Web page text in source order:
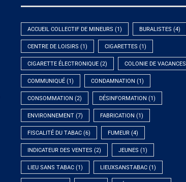
ACCUEIL COLLECTIF DE MINEURS (1) BURALISTES (4)
CENTRE DE LOISIRS (1) CIGARETTES (1)
CIGARETTE ÉLECTRONIQUE(2) COLONIE DE VACANCES
COMMUNIQUÉ(1) CONDAMNATION (1)
CONSOMMATION (2) DÉSINFORMATION (1)
ENVIRONNEMENT(7) FABRICATION (1)
FISCALITÉ DU TABAC(6) FUMEUR(4)
INDICATEUR DES VENTES (2) JEUNES (1)
LIEU SANS TABAC(1) LIEUXSANSTABAC(1)